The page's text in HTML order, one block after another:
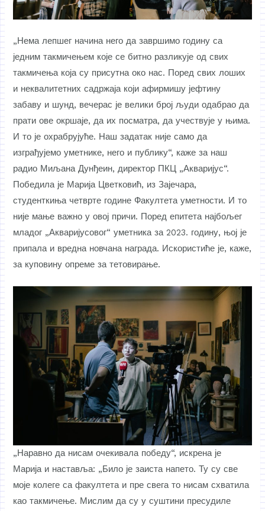
„Нема лепшег начина него да завршимо годину са
једним такмичењем које се битно разликује од свих
такмичења која су присутна око нас. Поред свих лоших
и неквалитетних садржаја који афирмишу јефтину
забаву и шунд, вечерас је велики број људи одабрао да
прати ове окршаје, да их посматра, да учествује у њима.
И то је охрабрујуће. Наш задатак није само да
изграђујемо уметнике, него и публику“, каже за наш
радио Миљана Дунђеин, директор ПКЦ „Акваријус“.
Победила је Марија Цветковић, из Зајечара,
студенткиња четврте године Факултета уметности. И то
није мање важно у овој причи. Поред епитета најбољег
младог „Акваријусовог“ уметника за 2023. годину, њој је
припала и вредна новчана награда. Искористиће је, каже,
за куповину опреме за тетовирање.
„Наравно да нисам очекивала победу“, искрена је
Марија и наставља: „Било је заиста напето. Ту су све
моје колеге са факултета и пре свега то нисам схватила
као такмичење. Мислим да су у суштини пресудиле